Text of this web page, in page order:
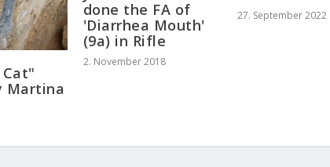
Martina
done the FA of
'Diarrhea Mouth'
(9a) in Rifle
2. November 2018
27. September 2022